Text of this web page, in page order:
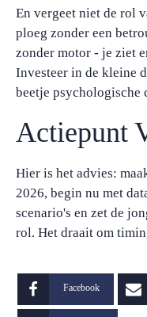
En vergeet niet de rol
ploeg zonder een
zonder motor - je ziet
Investeer in de kleine
beetje psychologische
Actiepunt
Hier is het advies:
2026, begin nu met
scenario's en zet de
rol. Het draait om
Facebook